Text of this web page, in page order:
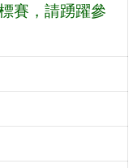
賽，請踴躍參